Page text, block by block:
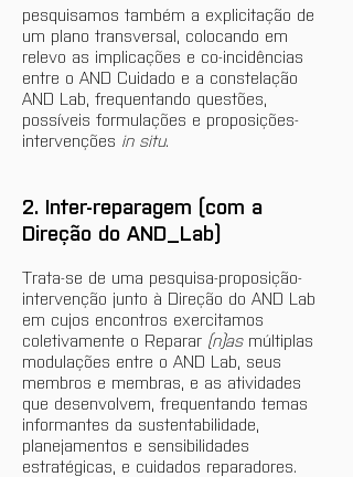
pesquisamos também a explicitação de
um plano transversal, colocando em
relevo as implicações e co-incidências
entre o AND Cuidado e a constelação
AND Lab, frequentando questões,
possíveis formulações e proposições-
intervenções in situ.
2. Inter-reparagem (com a
Direção do AND_Lab)
Trata-se de uma pesquisa-proposição-
intervenção junto à Direção do AND Lab
em cujos encontros exercitamos
coletivamente o Reparar (n)as múltiplas
modulações entre o AND Lab, seus
membros e membras, e as atividades
que desenvolvem, frequentando temas
informantes da sustentabilidade,
planejamentos e sensibilidades
estratégicas, e cuidados reparadores.